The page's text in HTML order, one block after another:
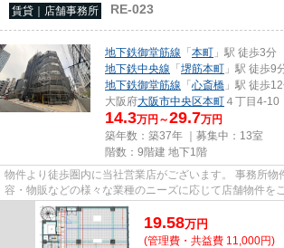
賃貸｜店舗事務所 RE-023
地下鉄御堂筋線 「本町 」駅 徒歩3分
地下鉄中央線 「堺筋本町 」駅 徒歩9
地下鉄御堂筋線 「心斎橋 」駅 徒歩
大阪府大阪市中央区本町 ４丁目4-10
14.3万円～29.7万円
築年数：築37年 ｜募集中： 13室
階数：9階建 地下1階
物件より徒歩圏内に当社営業店がございます。 事務所物
容・物販などの様々な業種のニーズに応じて店舗物件を
尚、弊社ではおとり広告は一切...
19.58万円
(管理費・共益費 11,000円)